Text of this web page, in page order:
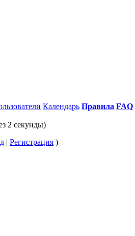
Календарь Правила FAQ
2 секунды)
| Регистрация )